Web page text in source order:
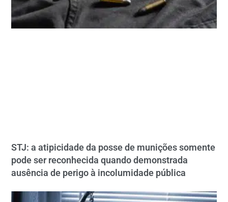
STJ: a atipicidade da posse de munições somente
pode ser reconhecida quando demonstrada
ausência de perigo à incolumidade pública